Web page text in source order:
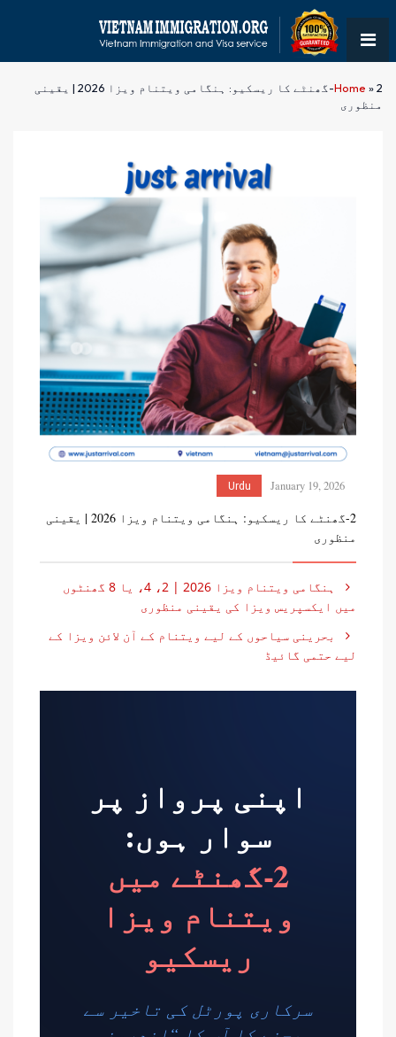
Home »
2-گھنٹے کا ریسکیو: ہنگامی ویتنام ویزا 2026 | یقینی
منظوری
January 19, 2026
Urdu
2-گھنٹے کا ریسکیو: ہنگامی ویتنام ویزا 2026 | یقینی
منظوری
ہنگامی ویتنام ویزا 2026 | 2، 4، یا 8 گھنٹوں
میں ایکسپریس ویزا کی یقینی منظوری
بحرینی سیاحوں کے لیے ویتنام کے آن لائن ویزا کے
لیے حتمی گائیڈ
اپنی پرواز پر
سوار ہوں:
2-گھنٹے میں
ویتنام ویزا
ریسکیو
سرکاری پورٹل کی تاخیر سے